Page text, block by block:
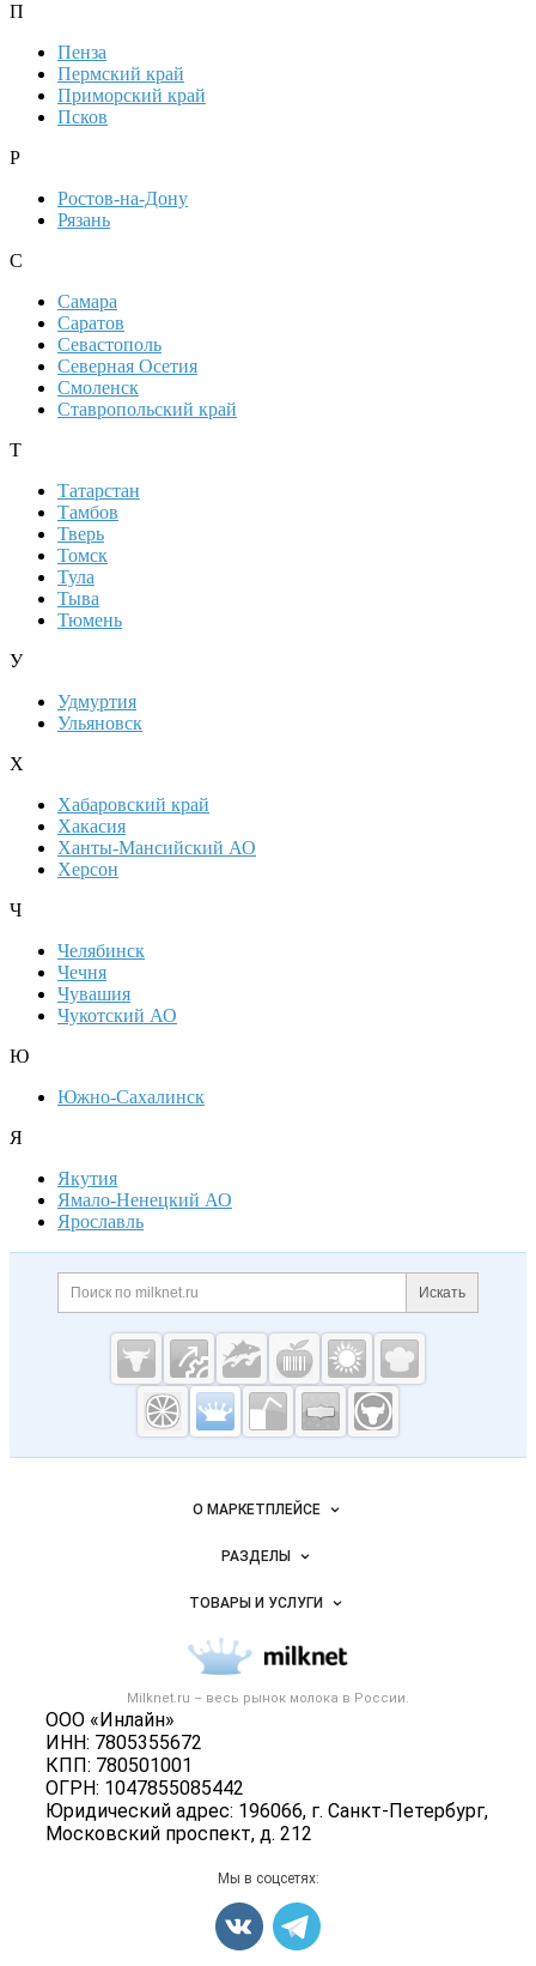
П
Пенза
Пермский край
Приморский край
Псков
Р
Ростов-на-Дону
Рязань
С
Самара
Саратов
Севастополь
Северная Осетия
Смоленск
Ставропольский край
Т
Татарстан
Тамбов
Тверь
Томск
Тула
Тыва
Тюмень
У
Удмуртия
Ульяновск
Х
Хабаровский край
Хакасия
Ханты-Мансийский АО
Херсон
Ч
Челябинск
Чечня
Чувашия
Чукотский АО
Ю
Южно-Сахалинск
Я
Якутия
Ямало-Ненецкий АО
Ярославль
Дополнительная информация
Поиск по сайту и
Искать
Cсылки на полезные проекты
Молочная
промышленность
Milknet.ru
Важные разделы и контакты
Milknet.ru – весь рынок молока в России.
ООО «Инлайн»
ИНН: 7805355672
КПП: 780501001
ОГРН: 1047855085442
Юридический адрес: 196066, г. Санкт-Петербург,
Московский проспект, д. 212
Навигация по сайтуО МАРКЕТПЛЕЙСЕ
Новости Milknet.ru
Размещение рекламы
Публичная оферта
Контактная информация
Политика обработки персональных данных
РАЗДЕЛЫ
Объявления
Новости рынка
ТОВАРЫ И УСЛУГИ
Молочная продукция
Вторичное сырье
Оборудование
Карта объявлений
Мы в соцсетях: